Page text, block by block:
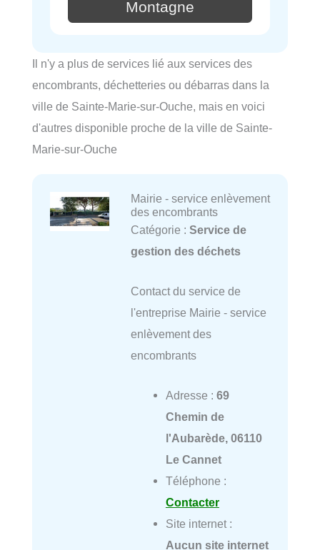
Montagne
Il n'y a plus de services lié aux services des
encombrants, déchetteries ou débarras dans la
ville de Sainte-Marie-sur-Ouche, mais en voici
d'autres disponible proche de la ville de Sainte-
Marie-sur-Ouche
Mairie - service enlèvement
des encombrants
Catégorie : Service de
gestion des déchets
Contact du service de
l'entreprise Mairie - service
enlèvement des
encombrants
Adresse : 69
Chemin de
l'Aubarède, 06110
Le Cannet
Téléphone :
Contacter
Site internet :
Aucun site internet